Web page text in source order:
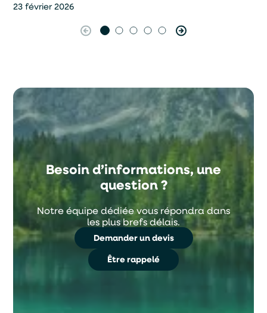
23 février 2026
Besoin d’informations, une
question ?
Notre équipe dédiée vous répondra dans
les plus brefs délais.
Demander un devis
Être rappelé